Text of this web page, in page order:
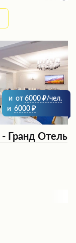
занять
для
и от 6000
/чел.
и 6000
Гранд Отель